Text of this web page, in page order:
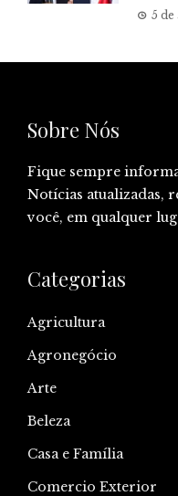
5 de
Sobre Nós
Fique sempre
Notícias atualizadas,
você, em qualquer
Categorias
Agricultura
Agronegócio
Arte
Beleza
Casa e Família
Comercio Exterior